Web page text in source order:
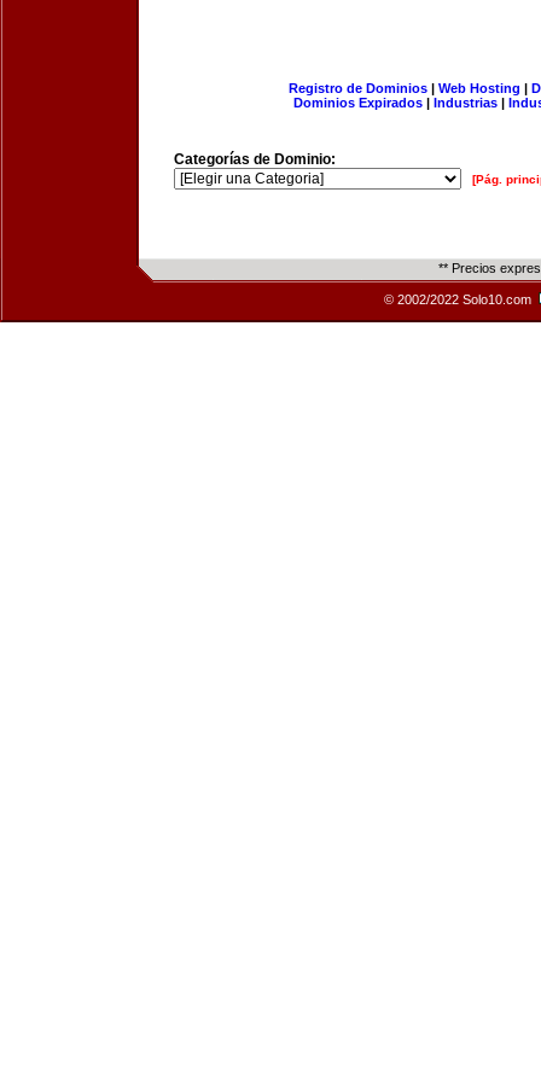
Registro de Dominios| Web Hosting |
Dominios Expirados | Industrias |
Categorías de Dominio:
[Pág.
** Precios
© 2002/2022 Solo10.com